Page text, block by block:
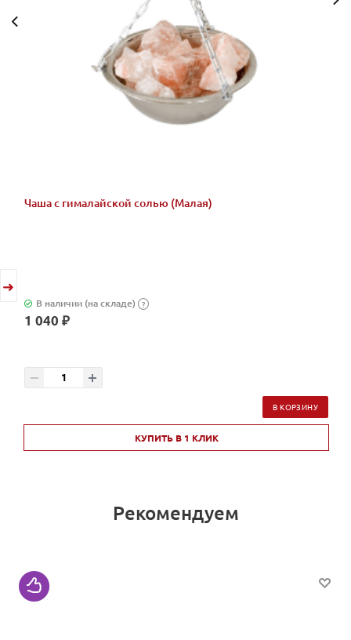
Чаша с гималайской солью (Малая)
В наличии (на складе) ?
1 040 ₽
В КОРЗИНУ
КУПИТЬ В 1 КЛИК
Рекомендуем